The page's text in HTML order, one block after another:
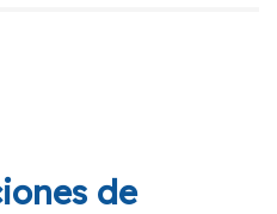
de